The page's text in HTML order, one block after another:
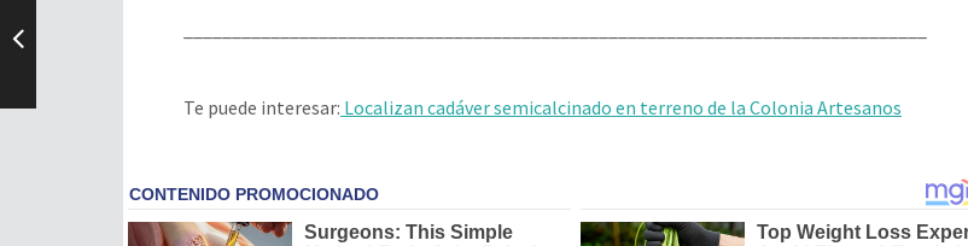
Te puede interesar: Localizan cadáver semicalcinado en terreno de la Colonia Artesanos